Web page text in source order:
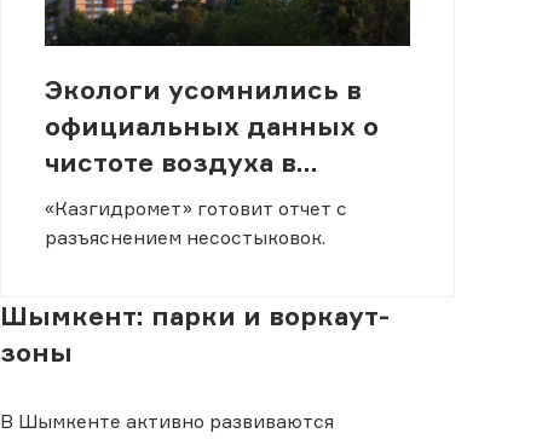
Экологи усомнились в
официальных данных о
чистоте воздуха в
Алматы
«Казгидромет» готовит отчет с
разъяснением несостыковок.
Шымкент: парки и воркаут-
зоны
В Шымкенте активно развиваются